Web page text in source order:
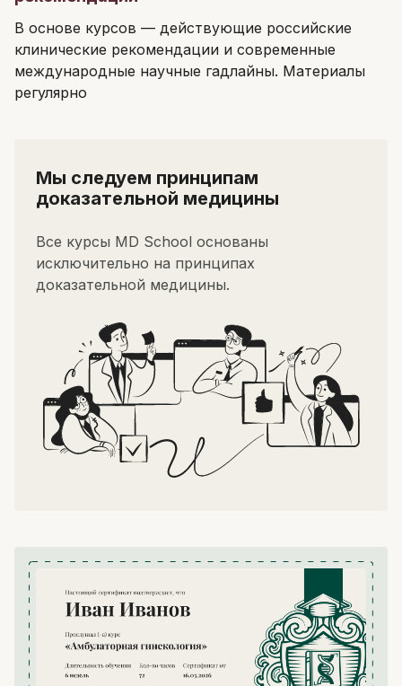
В основе курсов — действующие российские
клинические рекомендации и современные
международные научные гадлайны. Материалы
регулярно
Мы следуем принципам
доказательной медицины
Все курсы MD School основаны
исключительно на принципах
доказательной медицины.